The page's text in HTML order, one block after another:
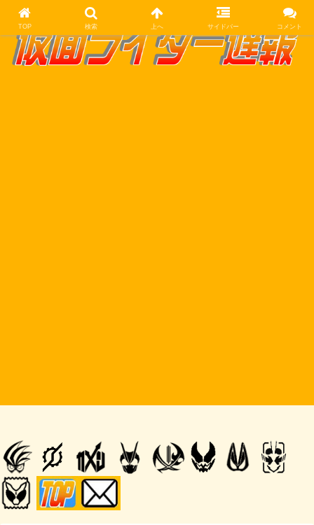
TOP 検索 上へ サイドバー コメント